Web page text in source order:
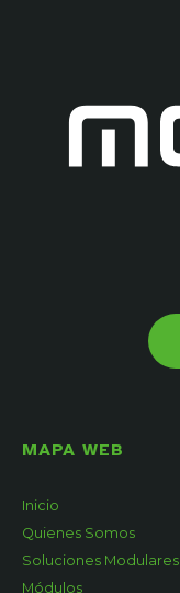
MAPA WEB
Inicio
Quienes Somos
Soluciones Modulares
Módulos